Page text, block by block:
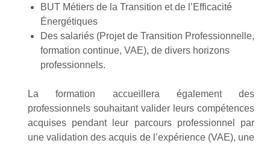
BUT Métiers de la Transition et de l’Efficacité
Énergétiques
Des salariés (Projet de Transition Professionnelle,
formation continue, VAE), de divers horizons
professionnels.
La formation accueillera également des
professionnels souhaitant valider leurs compétences
acquises pendant leur parcours professionnel par
une validation des acquis de l’expérience (VAE), une